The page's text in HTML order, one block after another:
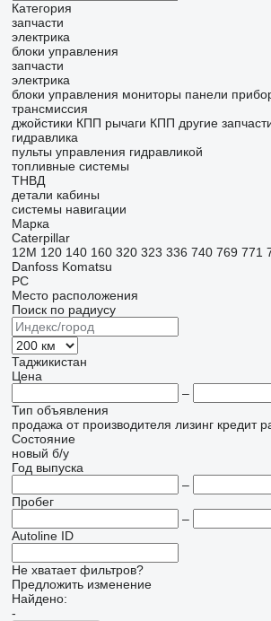
Категория
запчасти
электрика
блоки управления
запчасти
электрика
блоки управления мониторы панели
трансмиссия
джойстики КПП рычаги КПП другие
гидравлика
пульты управления гидравликой
топливные системы
ТНВД
детали кабины
системы навигации
Марка
Caterpillar
12M 120 140 160 320 323 336 740 769 771
Danfoss Komatsu
PC
Место расположения
Поиск по радиусу
Таджикистан
Цена
–
Тип объявления
продажа от производителя лизинг кредит
Состояние
новый б/у
Год выпуска
–
Пробег
–
Autoline ID
Не хватает фильтров?
Предложить изменение
Найдено:
-